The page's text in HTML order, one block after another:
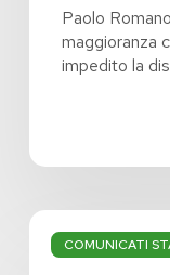
Paolo
maggioranza
impedito la
COMUNICATI
Bilancio:
troppi